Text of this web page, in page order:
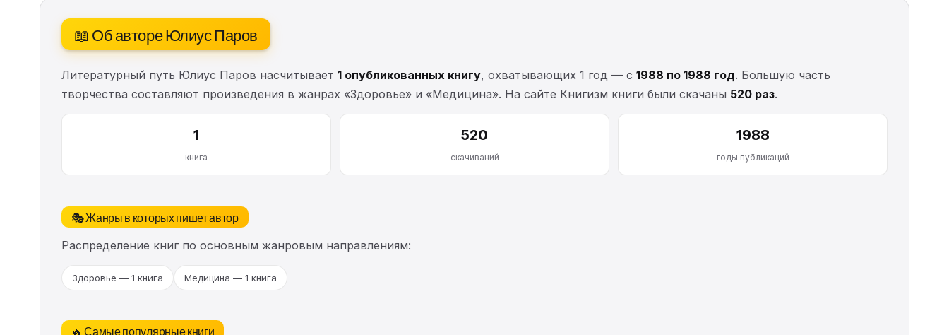
📖 Об авторе Юлиус Паров
Литературный путь Юлиус Паров насчитывает 1 опубликованных книгу, охватывающих 1 год — с 1988 по 1988 год. Большую часть
творчества составляют произведения в жанрах «Здоровье» и «Медицина». На сайте Книгизм книги были скачаны 520 раз.
1
книга
520
скачиваний
1988
годы публикаций
🎭 Жанры в которых пишет автор
Распределение книг по основным жанровым направлениям:
Здоровье — 1 книга Медицина — 1 книга
🔥 Самые популярные книги